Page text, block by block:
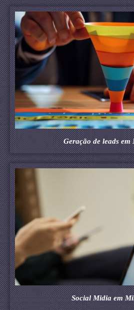
Geração de leads em
Social Midia em